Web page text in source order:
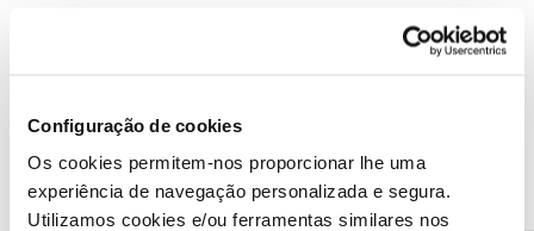
Configuração de cookies
Os cookies permitem-nos proporcionar lhe uma
experiência de navegação personalizada e segura.
Utilizamos cookies e/ou ferramentas similares nos
Forum|Forum|4 years ago
A comunidade prestou uma boa ajuda sobre a sua questão
Diga-nos, por favor, se conseguiu.
Obrigado